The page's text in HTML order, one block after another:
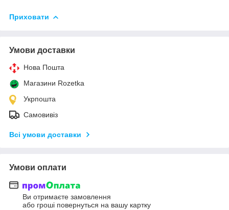
Приховати
Умови доставки
Нова Пошта
Магазини Rozetka
Укрпошта
Самовивіз
Всі умови доставки
Умови оплати
Ви отримаєте замовлення
або гроші повернуться на вашу картку